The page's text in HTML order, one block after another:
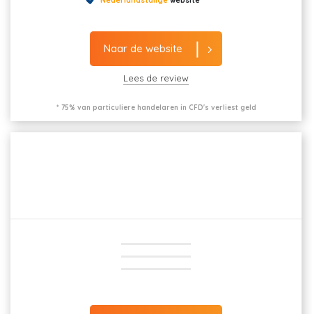
Naar de website
Lees de review
* 75% van particuliere handelaren in CFD's verliest geld